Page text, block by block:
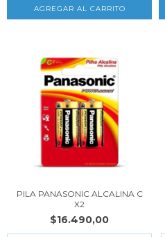
PILA PANASONIC ALCALINA C
X2
$16.490,00